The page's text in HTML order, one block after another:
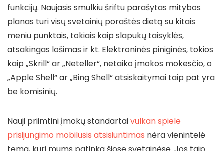
funkcijų. Naujasis smulkiu šriftu parašytas mitybos
planas turi visų svetainių poraštės dietą su kitais
meniu punktais, tokiais kaip slapukų taisyklės,
atsakingas lošimas ir kt. Elektroninės piniginės, tokios
kaip „Skrill“ ar „Neteller“, netaiko įmokos mokesčio, o
„Apple Shell“ ar „Bing Shell“ atsiskaitymai taip pat yra
be komisinių.
Nauji priimtini įmokų standartaivulkan spiele
prisijungimo mobilusis atsisiuntimas nėra vienintelė